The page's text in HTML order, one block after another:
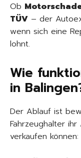
Ob
TÜV – der
wenn sich eine
lohnt.
Wie
in
Der Ablauf ist
Fahrzeughalter
verkaufen können: